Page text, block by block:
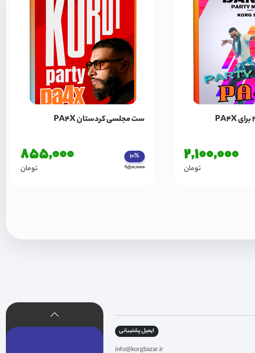
2,100,000
تومان
ست مجلسی کردستان PA4X
10%
950,000
855,000
تومان
ایمیل پشتیبانی
info@korgbazar.ir